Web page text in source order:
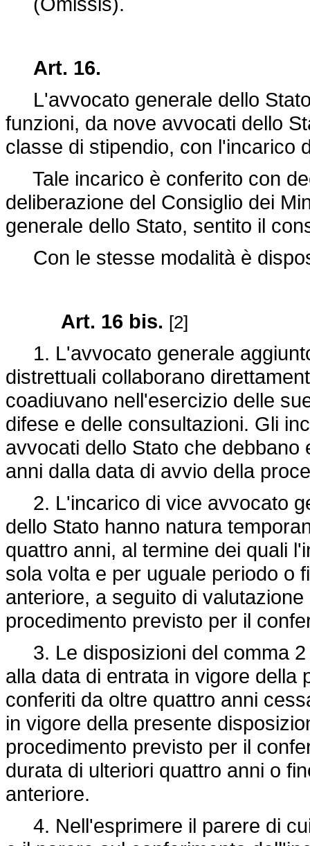
Art. 16.
L'avvocato generale dello
funzioni, da nove avvocati dello
classe di stipendio, con l'incarico
Tale incarico è conferito con
deliberazione del Consiglio dei
generale dello Stato, sentito il
Con le stesse modalità è
Art. 16 bis. [2]
1. L'avvocato generale
distrettuali collaborano
coadiuvano nell'esercizio delle
difese e delle consultazioni. Gli
avvocati dello Stato che
anni dalla data di avvio della
2. L'incarico di vice avvocato
dello Stato hanno natura
quattro anni, al termine dei quali
sola volta e per uguale periodo o
anteriore, a seguito di
procedimento previsto per il
3. Le disposizioni del comma 2
alla data di entrata in vigore della
conferiti da oltre quattro anni
in vigore della presente
procedimento previsto per il
durata di ulteriori quattro anni o
anteriore.
4. Nell'esprimere il parere di